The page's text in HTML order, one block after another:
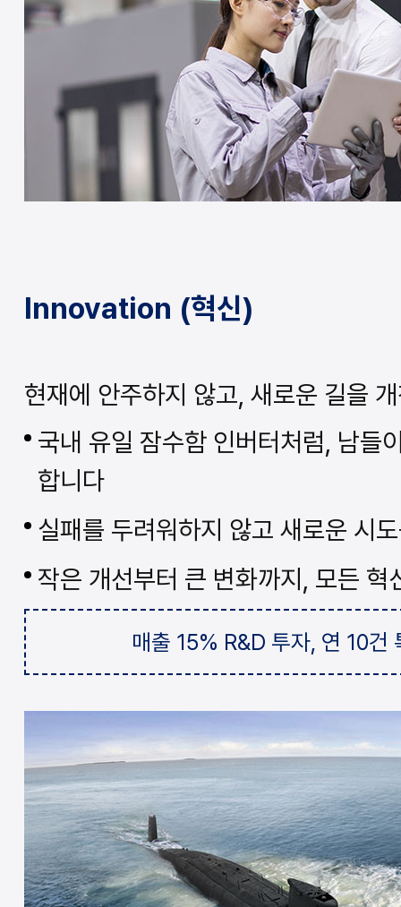
Innovation (혁신)
현재에 안주하지 않고, 새로운 길을
국내 유일 잠수함 인버터처럼, 남들
합니다
실패를 두려워하지 않고 새로운 시
작은 개선부터 큰 변화까지, 모든 혁
매출 15% R&D 투자, 연 10건